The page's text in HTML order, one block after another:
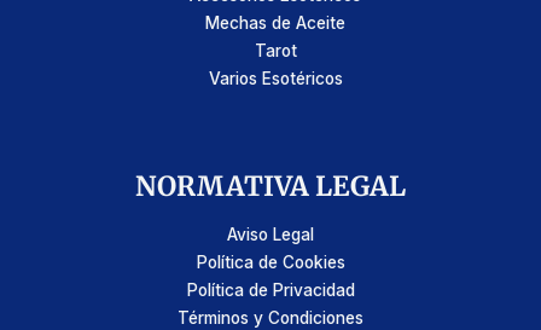
Mechas de Aceite
Tarot
Varios Esotéricos
NORMATIVA LEGAL
Aviso Legal
Política de Cookies
Política de Privacidad
Términos y Condiciones